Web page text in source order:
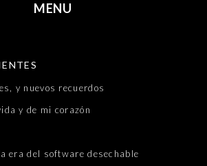
MENU
y nuevos recuerdos
y de mi corazón
era del software desechable